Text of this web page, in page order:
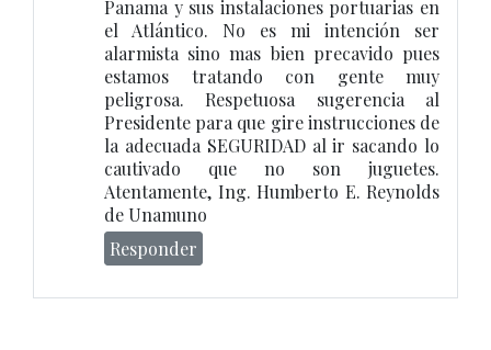
Panama y sus instalaciones portuarias en
el Atlántico. No es mi intención ser
alarmista sino mas bien precavido pues
estamos tratando con gente muy
peligrosa. Respetuosa sugerencia al
Presidente para que gire instrucciones de
la adecuada SEGURIDAD al ir sacando lo
cautivado que no son juguetes.
Atentamente, Ing. Humberto E. Reynolds
de Unamuno
Responder